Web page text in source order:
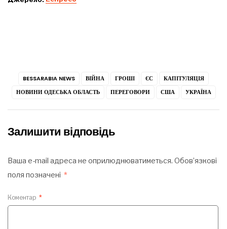
BESSARABIA NEWS ВІЙНА ГРОШІ ЄС
КАПІТУЛЯЦІЯ
НОВИНИ ОДЕСЬКА ОБЛАСТЬ
ПЕРЕГОВОРИ США УКРАЇНА
Залишити відповідь
Ваша e-mail адреса не оприлюднюватиметься. Обов’язкові
поля позначені *
Коментар *